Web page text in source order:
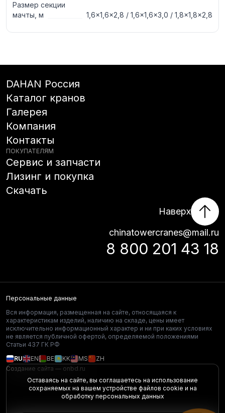
Размер секции
мачты, м
1,6×1,6×2,8 / 1,6×1,6×3,0 / 1,8×1,8×2,8
DAHAN Россия
Каталог кранов
Галерея
Компания
Контакты
ПОКУПАТЕЛЯМ
Сервис и запчасти
Лизинг и покупка
Скачать
Наверх
chinatowercranes@mail.ru
8 800 201 43 18
Персональные данные
Вся информация, размещенная на сайте, относящаяся к
характеристикам изделий, наличию на складе, цены имеет
исключительно информационный характер и ни при каких условиях
не является публичной офертой, определяемой положениями
Статьи 437 ГК РФ
RU
EN BE KK MS
ZH
Создание сайта — onbd.ru
Оставаясь на сайте, вы соглашаетесь на использование
сохраняемых на вашем устройстве файлов cookie и на
обработку персональных данных